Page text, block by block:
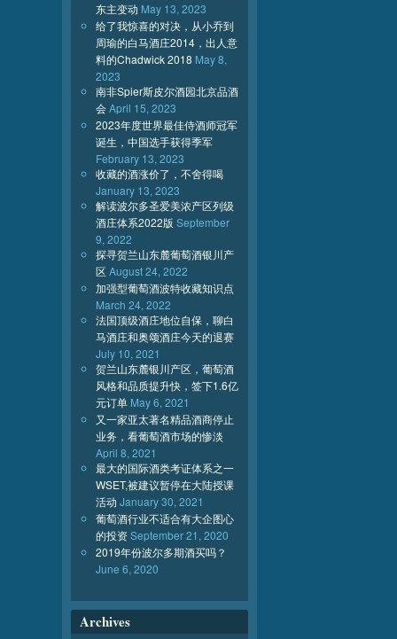
东主变动 May 13, 2023
给了我惊喜的对决，从小乔到
周瑜的白马酒庄2014，出人意
料的Chadwick 2018 May 8,
2023
南非Spier斯皮尔酒园北京品酒
会April 15, 2023
2023年度世界最佳侍酒师冠军
诞生，中国选手获得季军
February 13, 2023
收藏的酒涨价了，不舍得喝
January 13, 2023
解读波尔多圣爱美浓产区列级
酒庄体系2022版 September
9, 2022
探寻贺兰山东麓葡萄酒银川产
区August 24, 2022
加强型葡萄酒波特收藏知识点
March 24, 2022
法国顶级酒庄地位自保，聊白
马酒庄和奥颂酒庄今天的退赛
July 10, 2021
贺兰山东麓银川产区，葡萄酒
风格和品质提升快，签下1.6亿
元订单 May 6, 2021
又一家亚太著名精品酒商停止
业务，看葡萄酒市场的惨淡
April 8, 2021
最大的国际酒类考证体系之一
WSET,被建议暂停在大陆授课
活动 January 30, 2021
葡萄酒行业不适合有大企图心
的投资September 21, 2020
2019年份波尔多期酒买吗？
June 6, 2020
Archives